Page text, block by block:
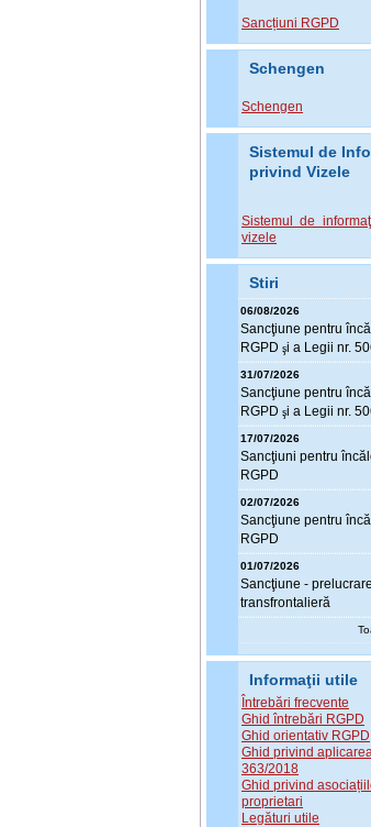
Sancțiuni RGPD
Schengen
Schengen
Sistemul de
privind Vizele
Sistemul de
vizele
Stiri
06/08/2026
Sancţiune pentru
RGPD şi a Legii nr.
31/07/2026
Sancţiune pentru
RGPD şi a Legii nr.
17/07/2026
Sancţiuni pentru
RGPD
02/07/2026
Sancţiune pentru
RGPD
01/07/2026
Sancţiune - prelucrare
transfrontalieră
Informaţii utile
Întrebări frecvente
Ghid întrebări RGPD
Ghid orientativ RGPD
Ghid privind
363/2018
Ghid privind
proprietari
Legături utile